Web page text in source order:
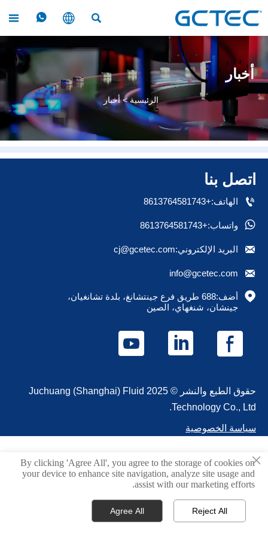




أخبار
الرئيسية>أخبار
اتصل بنا
 الهاتف:+8613764581743
 واتساب:+8613764581743
 البريد الإلكتروني:cj@gcetec.com

info@gcetec.com

أضف:688 طريق فرع جينتشانغ، بلدة تشانغيان،
جينشان، شنغهاي، الصين
حقوق الطبع والنشر © 2025 Juchuang (Shanghai) Fluid
Technology Co., Ltd.
سياسة الخصوصية
 الصفحة الرئيسية  البريد الإلكتروني
×
By clicking 'Agree All', you agree to the storage of cookies on
your device to enhance site navigation, analyze site usage and
assist with our marketing efforts.
Reject All
Agree All